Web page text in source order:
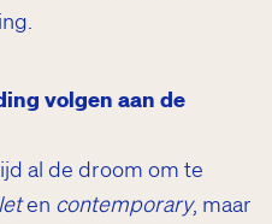
volgen aan de
al de droom om te
en contemporary, maar